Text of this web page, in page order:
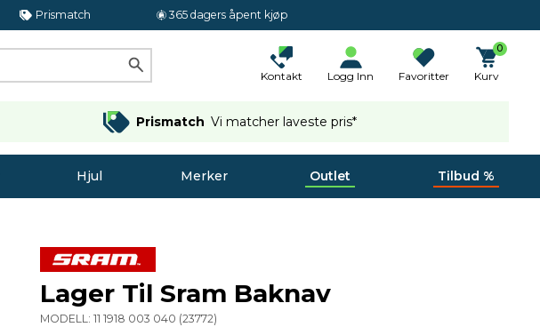
Prismatch 365 dagers åpent kjøp
Kontakt Logg Inn Favoritter
0
Kurv
Prismatch Vi matcher laveste pris*
Hjul Merker Outlet Tilbud %
Lager Til Sram Baknav
MODELL:11 1918 003 040 (23772)